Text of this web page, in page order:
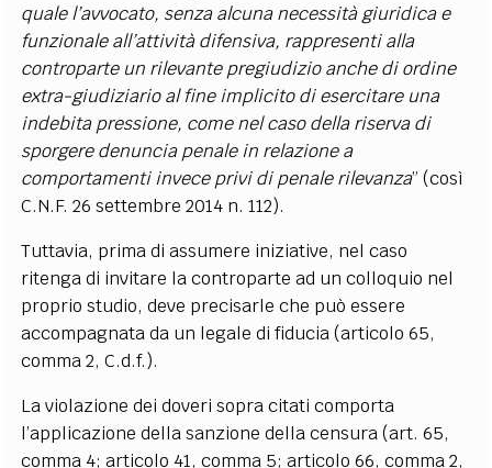
quale l’avvocato, senza alcuna necessità giuridica e
funzionale all’attività difensiva, rappresenti alla
controparte un rilevante pregiudizio anche di ordine
extra-giudiziario al fine implicito di esercitare una
indebita pressione, come nel caso della riserva di
sporgere denuncia penale in relazione a
comportamenti invece privi di penale rilevanza” (così
C.N.F. 26 settembre 2014 n. 112).
Tuttavia, prima di assumere iniziative, nel caso
ritenga di invitare la controparte ad un colloquio nel
proprio studio, deve precisarle che può essere
accompagnata da un legale di fiducia (articolo 65,
comma 2, C.d.f.).
La violazione dei doveri sopra citati comporta
l’applicazione della sanzione della censura (art. 65,
comma 4; articolo 41, comma 5; articolo 66, comma 2,